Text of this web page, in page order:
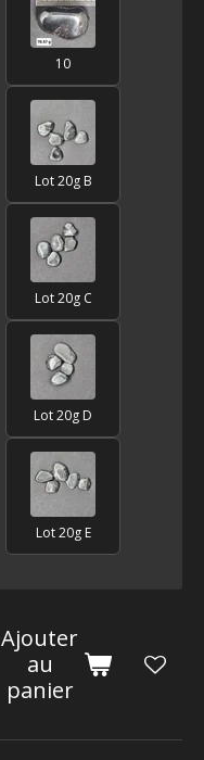
10
Lot 20g B
Lot 20g C
Lot 20g D
Lot 20g E
Ajouter
au
panier